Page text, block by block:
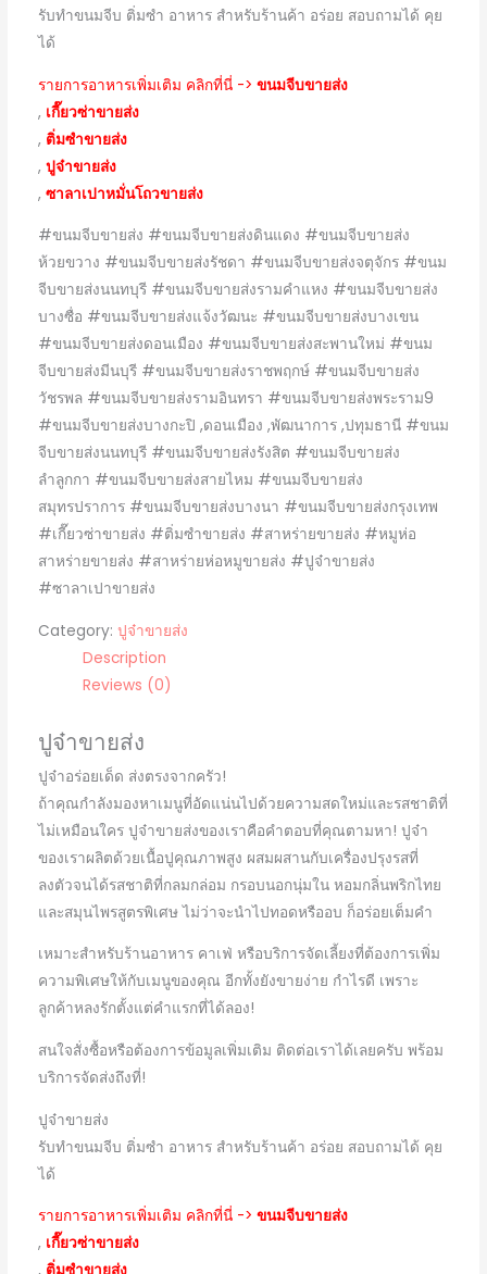
รับทำขนมจีบ ติ่มซำ อาหาร สำหรับร้านค้า อร่อย สอบถามได้ คุย
ได้
รายการอาหารเพิ่มเติม คลิกที่นี่ -> ขนมจีบขายส่ง
, เกี๊ยวซ่าขายส่ง
, ติ่มซำขายส่ง
, ปูจ๋าขายส่ง
, ซาลาเปาหมั่นโถวขายส่ง
#ขนมจีบขายส่ง #ขนมจีบขายส่งดินแดง #ขนมจีบขายส่ง
ห้วยขวาง #ขนมจีบขายส่งรัชดา #ขนมจีบขายส่งจตุจักร #ขนม
จีบขายส่งนนทบุรี #ขนมจีบขายส่งรามคำแหง #ขนมจีบขายส่ง
บางซื่อ #ขนมจีบขายส่งแจ้งวัฒนะ #ขนมจีบขายส่งบางเขน
#ขนมจีบขายส่งดอนเมือง #ขนมจีบขายส่งสะพานใหม่ #ขนม
จีบขายส่งมีนบุรี #ขนมจีบขายส่งราชพฤกษ์ #ขนมจีบขายส่ง
วัชรพล #ขนมจีบขายส่งรามอินทรา #ขนมจีบขายส่งพระราม9
#ขนมจีบขายส่งบางกะปิ ,ดอนเมือง ,พัฒนาการ ,ปทุมธานี #ขนม
จีบขายส่งนนทบุรี #ขนมจีบขายส่งรังสิต #ขนมจีบขายส่ง
ลำลูกกา #ขนมจีบขายส่งสายไหม #ขนมจีบขายส่ง
สมุทรปราการ #ขนมจีบขายส่งบางนา #ขนมจีบขายส่งกรุงเทพ
#เกี๊ยวซ่าขายส่ง #ติ่มซำขายส่ง #สาหร่ายขายส่ง #หมูห่อ
สาหร่ายขายส่ง #สาหร่ายห่อหมูขายส่ง #ปูจ๋าขายส่ง
#ซาลาเปาขายส่ง
Category: ปูจ๋าขายส่ง
Description
Reviews (0)
ปูจ๋าขายส่ง
ปูจ๋าอร่อยเด็ด ส่งตรงจากครัว!
ถ้าคุณกำลังมองหาเมนูที่อัดแน่นไปด้วยความสดใหม่และรสชาติที่
ไม่เหมือนใคร ปูจ๋าขายส่งของเราคือคำตอบที่คุณตามหา! ปูจ๋า
ของเราผลิตด้วยเนื้อปูคุณภาพสูง ผสมผสานกับเครื่องปรุงรสที่
ลงตัวจนได้รสชาติที่กลมกล่อม กรอบนอกนุ่มใน หอมกลิ่นพริกไทย
และสมุนไพรสูตรพิเศษ ไม่ว่าจะนำไปทอดหรืออบ ก็อร่อยเต็มคำ
เหมาะสำหรับร้านอาหาร คาเฟ่ หรือบริการจัดเลี้ยงที่ต้องการเพิ่ม
ความพิเศษให้กับเมนูของคุณ อีกทั้งยังขายง่าย กำไรดี เพราะ
ลูกค้าหลงรักตั้งแต่คำแรกที่ได้ลอง!
สนใจสั่งซื้อหรือต้องการข้อมูลเพิ่มเติม ติดต่อเราได้เลยครับ พร้อม
บริการจัดส่งถึงที่!
ปูจ๋าขายส่ง
รับทำขนมจีบ ติ่มซำ อาหาร สำหรับร้านค้า อร่อย สอบถามได้ คุย
ได้
รายการอาหารเพิ่มเติม คลิกที่นี่ -> ขนมจีบขายส่ง
, เกี๊ยวซ่าขายส่ง